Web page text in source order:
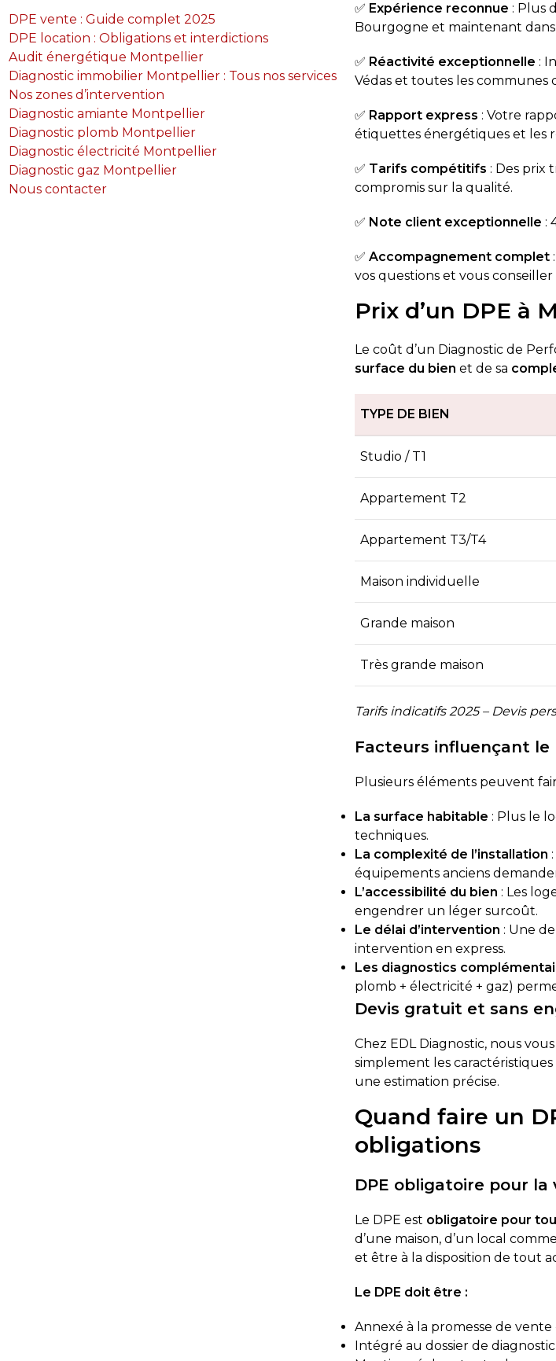
DPE vente : Guide complet 2025
DPE location : Obligations et interdictions
Audit énergétique Montpellier
Diagnostic immobilier Montpellier : Tous nos services
Nos zones d’intervention
Diagnostic amiante Montpellier
Diagnostic plomb Montpellier
Diagnostic électricité Montpellier
Diagnostic gaz Montpellier
Nous contacter
✅ Expérience reconnue : Plus
Bourgogne et maintenant dans
✅ Réactivité exceptionnelle :
Védas et toutes les communes
✅ Rapport express : Votre
étiquettes énergétiques et les
✅ Tarifs compétitifs : Des prix
compromis sur la qualité.
✅ Note client exceptionnelle :
✅Accompagnement complet
vos questions et vous
Prix d’un DPE à
Le coût d’un Diagnostic de
surface du bien et de sa
TYPE DE BIEN
Studio / T1
Appartement T2
Appartement T3/T4
Maison individuelle
Grande maison
Très grande maison
Tarifs indicatifs 2025 – Devis
Facteurs influençant le
Plusieurs éléments peuvent
La surface habitable : Plus le
techniques.
La complexité de l’installation
équipements anciens
L’accessibilité du bien : Les
engendrer un léger surcoût.
Le délai d’intervention : Une
intervention en express.
Les diagnostics
plomb + électricité + gaz)
Devis gratuit et sans
Chez EDL Diagnostic, nous
simplement les
une estimation précise.
Quand faire un
obligations
DPE obligatoire pour la
Le DPE est obligatoire pour
d’une maison, d’un local
et être à la disposition de tout
Le DPE doit être :
Annexé à la promesse de
Intégré au dossier de